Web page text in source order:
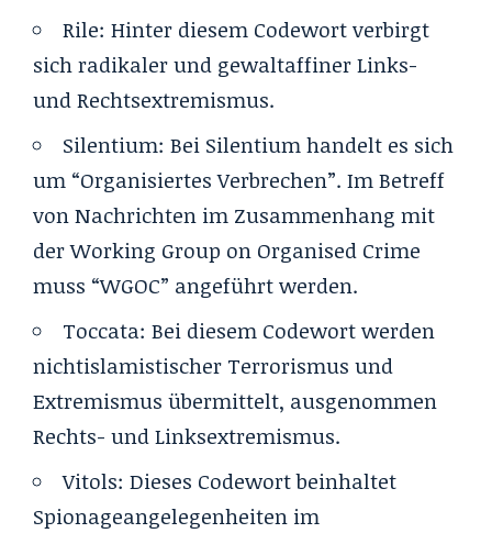
Rile: Hinter diesem Codewort verbirgt
sich radikaler und gewaltaffiner Links-
und Rechtsextremismus.
Silentium: Bei Silentium handelt es sich
um “Organisiertes Verbrechen”. Im Betreff
von Nachrichten im Zusammenhang mit
der Working Group on Organised Crime
muss “WGOC” angeführt werden.
Toccata: Bei diesem Codewort werden
nichtislamistischer Terrorismus und
Extremismus übermittelt, ausgenommen
Rechts- und Linksextremismus.
Vitols: Dieses Codewort beinhaltet
Spionageangelegenheiten im